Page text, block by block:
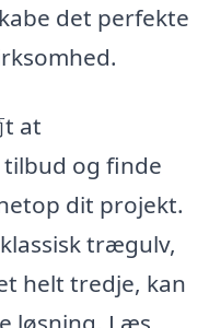
det perfekte
t at
og finde
dit projekt.
trægulv,
helt tredje, kan